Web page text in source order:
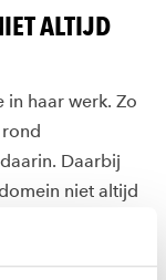
ALTIJD
in haar werk. Zo
Daarbij
niet altijd
veld ligt de
medisch